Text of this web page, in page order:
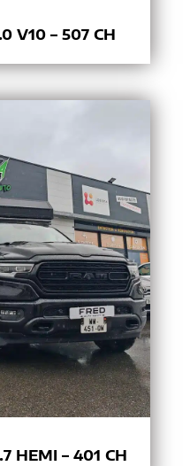
V10 – 507 CH
HEMI – 401 CH